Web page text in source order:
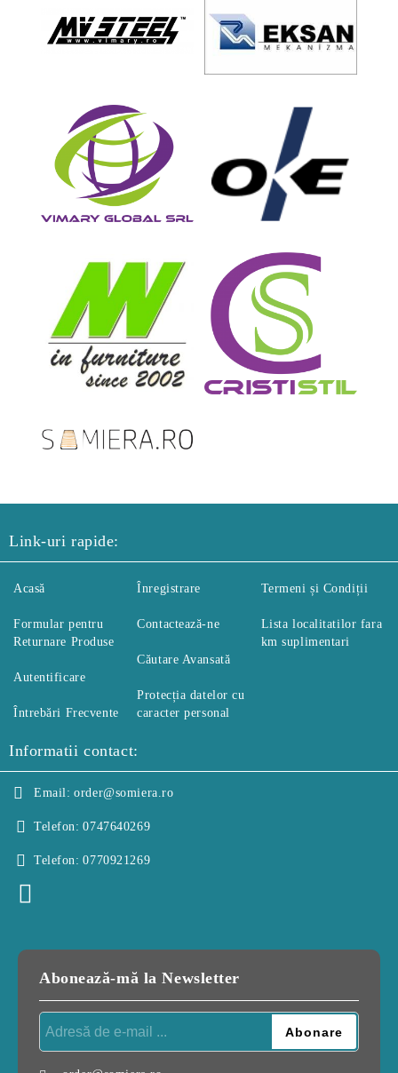
Link-uri rapide:
Acasă
Formular pentru
Returnare Produse
Autentificare
Întrebări Frecvente
Înregistrare
Contactează-ne
Căutare Avansată
Protecția datelor cu
caracter personal
Termeni și Condiții
Lista localitatilor fara
km suplimentari
Informatii contact:
Email: order@somiera.ro
Telefon: 0747640269
Telefon: 0770921269
Abonează-mă la Newsletter